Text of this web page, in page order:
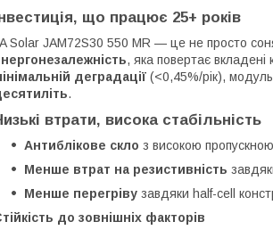
що працює 25+ років
Solar JAM72S30 550 MR — це не просто
, яка повертає вкладені
деградації (<0,45%/рік),
.
втрати, висока стабільність
Антиблікове скло з високою
Менше втрат на резистивність
Менше перегріву завдяки half-cell
до зовнішніх факторів